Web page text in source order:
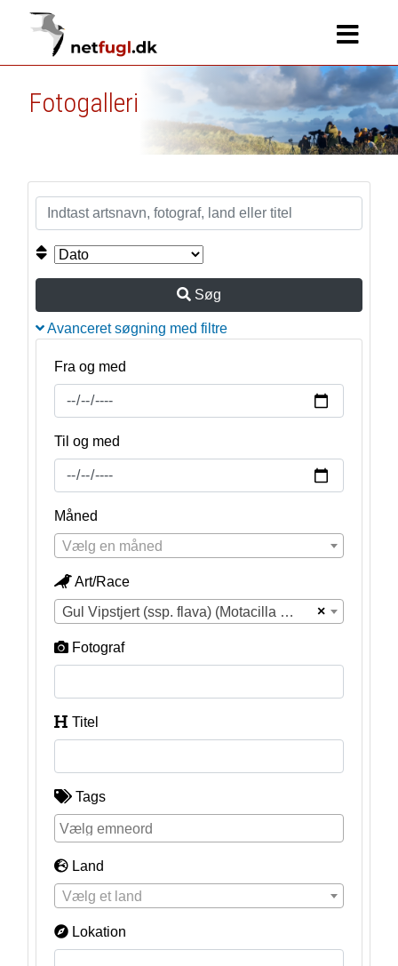
Fotogalleri
Søg
Avanceret søgning med filtre
Fra og med
Til og med
Måned
Vælg en måned
Art/Race
×
Gul Vipstjert (ssp. flava) (Motacilla flava flava)
Fotograf
Titel
Tags
Land
Vælg et land
Lokation